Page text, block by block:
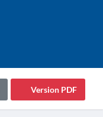
Version PDF